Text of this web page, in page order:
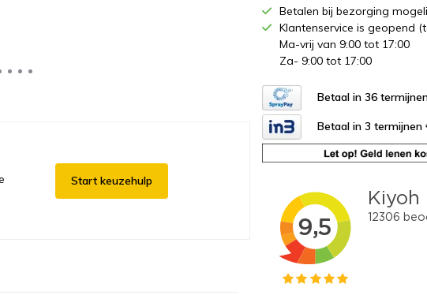
Start keuzehulp
Betalen bij bezorging
Klantenservice is geopend
Ma-vrij van 9:00 tot 17:00
Za- 9:00 tot 17:00
Betaal in 36
Betaal in 3 termijnen